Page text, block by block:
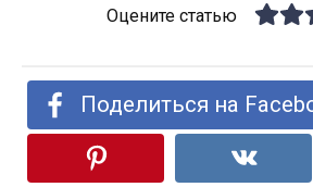
Оцените статью
Поделиться на